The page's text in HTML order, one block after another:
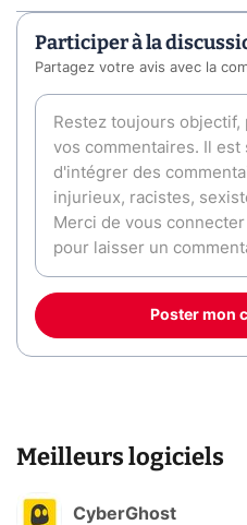
Participer à la
Partagez votre avis avec la
Poster mon
Meilleurs logiciels
CyberGhost